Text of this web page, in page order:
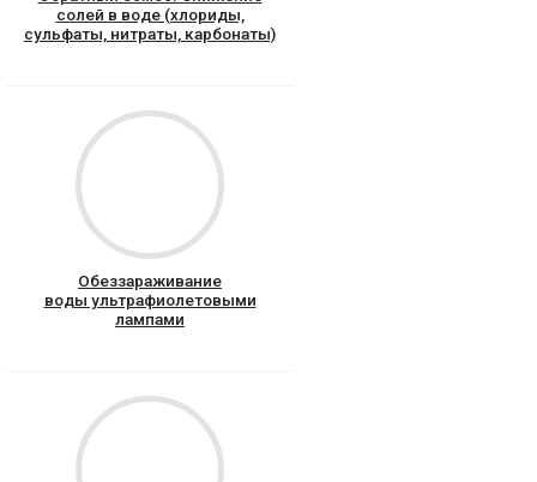
солей в воде (хлориды,
сульфаты, нитраты, карбонаты)
Обеззараживание
воды ультрафиолетовыми
лампами